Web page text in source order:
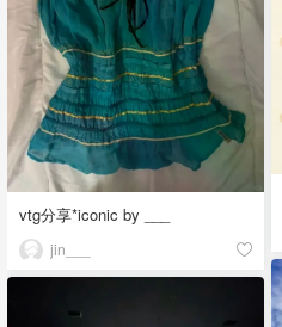
vtg分享*iconic by ___
jin___